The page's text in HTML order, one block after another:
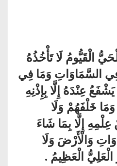
الْقَيُّومُ لَا تَأْخُذُهُ
السَّمَاوَاتِ وَمَا فِي
عِنْدَهُ إِلَّا بِإِذْنِهِ
خَلْفَهُمْ وَلَا
إِلَّا بِمَا شَاءَ
وَالْأَرْضَ وَلَا
الْعَظِيمُ .